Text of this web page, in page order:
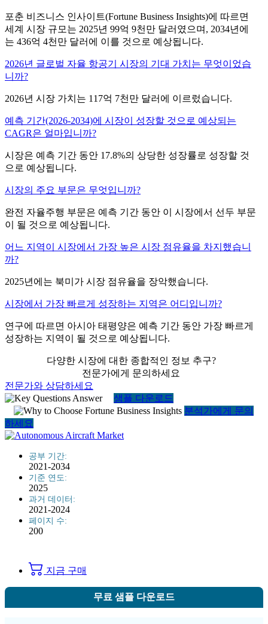
포춘 비즈니스 인사이트(Fortune Business Insights)에 따르면
세계 시장 규모는 2025년 99억 9천만 달러였으며, 2034년에
는 436억 4천만 달러에 이를 것으로 예상됩니다.
2026년 글로벌 자율 항공기 시장의 기대 가치는 무엇이었습
니까?
2026년 시장 가치는 117억 7천만 달러에 이르렀습니다.
예측 기간(2026-2034)에 시장이 성장할 것으로 예상되는
CAGR은 얼마입니까?
시장은 예측 기간 동안 17.8%의 상당한 성장률로 성장할 것
으로 예상됩니다.
시장의 주요 부문은 무엇입니까?
완전 자율주행 부문은 예측 기간 동안 이 시장에서 선두 부문
이 될 것으로 예상됩니다.
어느 지역이 시장에서 가장 높은 시장 점유율을 차지했습니
까?
2025년에는 북미가 시장 점유율을 장악했습니다.
시장에서 가장 빠르게 성장하는 지역은 어디입니까?
연구에 따르면 아시아 태평양은 예측 기간 동안 가장 빠르게
성장하는 지역이 될 것으로 예상됩니다.
다양한 시장에 대한 종합적인 정보 추구?
전문가에게 문의하세요
전문가와 상담하세요
샘플 다운로드
분석가에게 문의
하세요
공부 기간:
2021-2034
기준 연도:
2025
과거 데이터:
2021-2024
페이지 수:
200
지금 구매
무료 샘플 다운로드